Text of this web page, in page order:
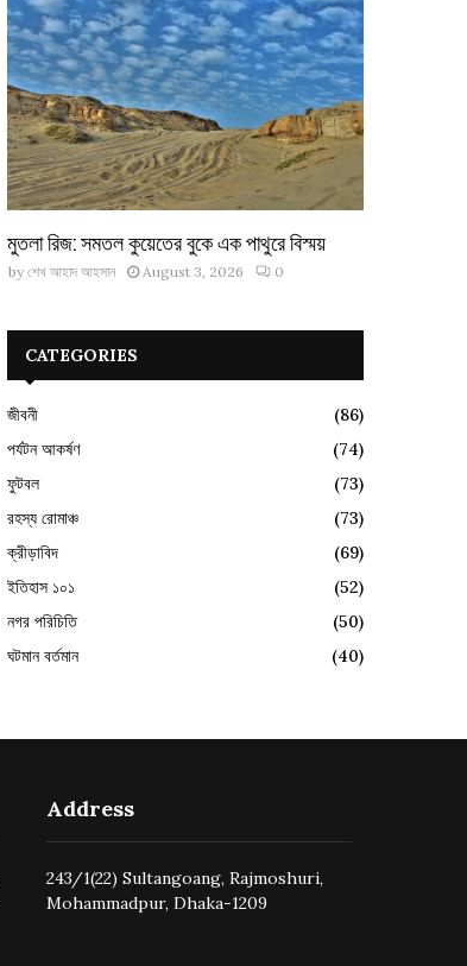
মুতলা রিজ: সমতল কুয়েতের বুকে এক পাথুরে বিস্ময়
by শেখ আহাদ আহসান August 3, 2026 0
CATEGORIES
জীবনী
(86)
পর্যটন আকর্ষণ
(74)
ফুটবল
(73)
রহস্য রোমাঞ্চ
(73)
ক্রীড়াবিদ
(69)
ইতিহাস ১০১
(52)
নগর পরিচিতি
(50)
ঘটমান বর্তমান
(40)
Address
243/1(22) Sultangoang, Rajmoshuri,
Mohammadpur, Dhaka-1209